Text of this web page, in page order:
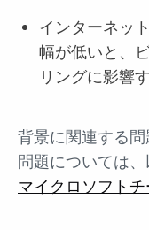
インターネッ
幅が低いと、
リングに影響
背景に関連する
問題については、
マイクロソフト